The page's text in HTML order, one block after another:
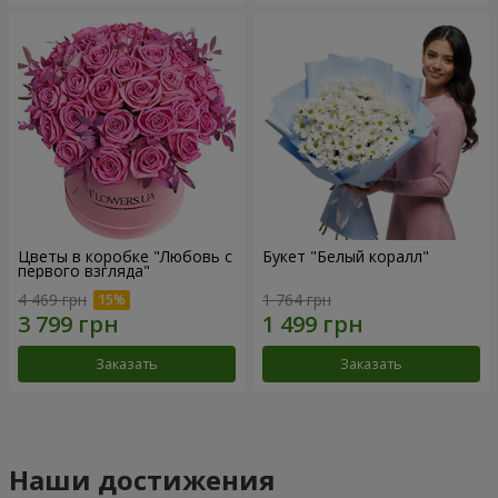
Цветы в коробке "Любовь с
первого взгляда"
4 469 грн
Заказать
Букет "Белый коралл"
1 764 грн
Заказать
Наши достижения